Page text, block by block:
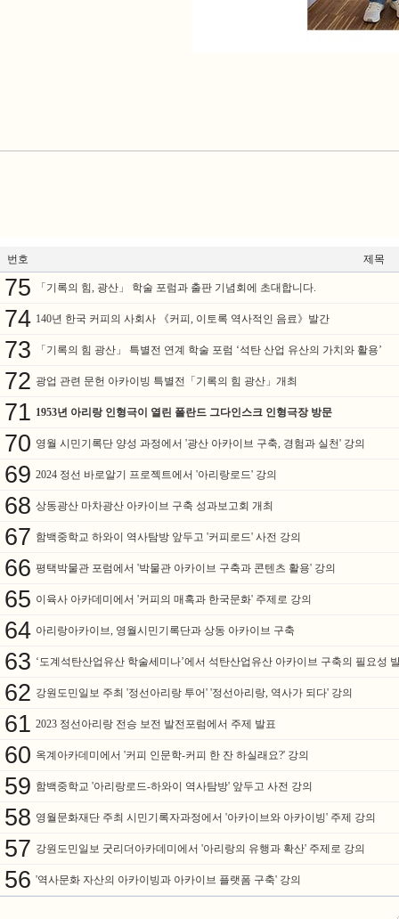
번호 제목
75 「기록의 힘, 광산」 학술 포럼과 출판 기념회에 초대합니다.
74 140년 한국 커피의 사회사 《커피, 이토록 역사적인 음료》발간
73 「기록의 힘 광산」 특별전 연계 학술 포럼 ‘석탄 산업 유산의 가치와 활용’
72 광업 관련 문헌 아카이빙 특별전「기록의 힘 광산」개최
71 1953년 아리랑 인형극이 열린 폴란드 그다인스크 인형극장 방문
70 영월 시민기록단 양성 과정에서 '광산 아카이브 구축, 경험과 실천' 강의
69 2024 정선 바로알기 프로젝트에서 '아리랑로드' 강의
68 상동광산 마차광산 아카이브 구축 성과보고회 개최
67 함백중학교 하와이 역사탐방 앞두고 '커피로드' 사전 강의
66 평택박물관 포럼에서 '박물관 아카이브 구축과 콘텐츠 활용' 강의
65 이육사 아카데미에서 '커피의 매혹과 한국문화' 주제로 강의
64 아리랑아카이브, 영월시민기록단과 상동 아카이브 구축
63 ‘도계석탄산업유산 학술세미나’에서 석탄산업유산 아카이브 구축의 필요성
62 강원도민일보 주최 '정선아리랑 투어' '정선아리랑, 역사가 되다' 강의
61 2023 정선아리랑 전승 보전 발전포럼에서 주제 발표
60 옥계아카데미에서 '커피 인문학-커피 한 잔 하실래요?' 강의
59 함백중학교 '아리랑로드-하와이 역사탐방' 앞두고 사전 강의
58 영월문화재단 주최 시민기록자과정에서 '아카이브와 아카이빙' 주제 강의
57 강원도민일보 굿리더아카데미에서 '아리랑의 유행과 확산' 주제로 강의
56 '역사문화 자산의 아카이빙과 아카이브 플랫폼 구축' 강의